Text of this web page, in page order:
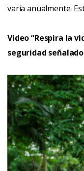
varía anualmente.
Video “Respira la
seguridad